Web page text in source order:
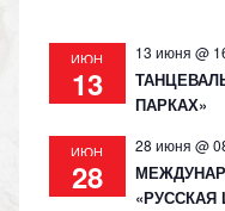
ИЮН
13
13 июня @
ПАРКАХ»
ИЮН
28
28 июня @
«РУССКАЯ